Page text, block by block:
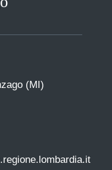
(MI)